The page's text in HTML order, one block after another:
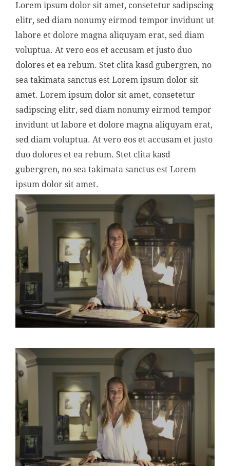
Lorem ipsum dolor sit amet, consetetur sadipscing
elitr, sed diam nonumy eirmod tempor invidunt ut
labore et dolore magna aliquyam erat, sed diam
voluptua. At vero eos et accusam et justo duo
dolores et ea rebum. Stet clita kasd gubergren, no
sea takimata sanctus est Lorem ipsum dolor sit
amet. Lorem ipsum dolor sit amet, consetetur
sadipscing elitr, sed diam nonumy eirmod tempor
invidunt ut labore et dolore magna aliquyam erat,
sed diam voluptua. At vero eos et accusam et justo
duo dolores et ea rebum. Stet clita kasd
gubergren, no sea takimata sanctus est Lorem
ipsum dolor sit amet.